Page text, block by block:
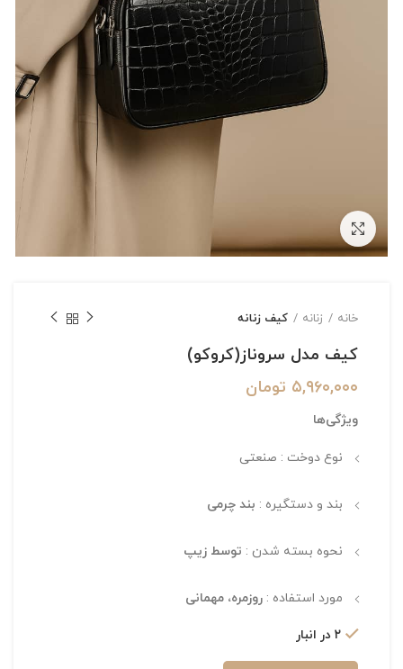
خانه زنانه کیف زنانه
کیف مدل سروناز(کروکو)
۵,۹۶۰,۰۰۰ تومان
ویژگی‌ها
نوع دوخت : صنعتی
بند و دستگیره : بند چرمی
نحوه بسته شدن : توسط زیپ
مورد استفاده : روزمره، مهمانی
۲ در انبار